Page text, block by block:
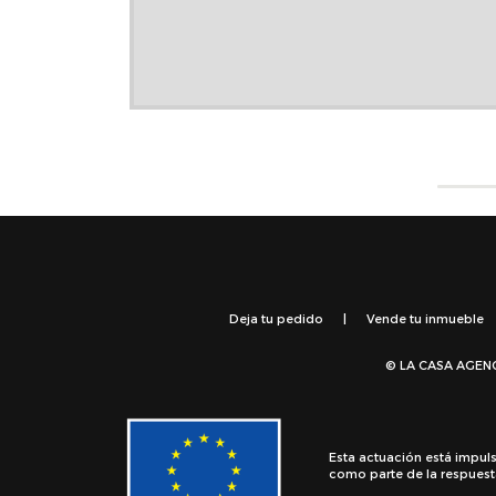
Deja tu pedido | Vende tu inmueble
© LA CASA
Esta actuación está
como parte de la